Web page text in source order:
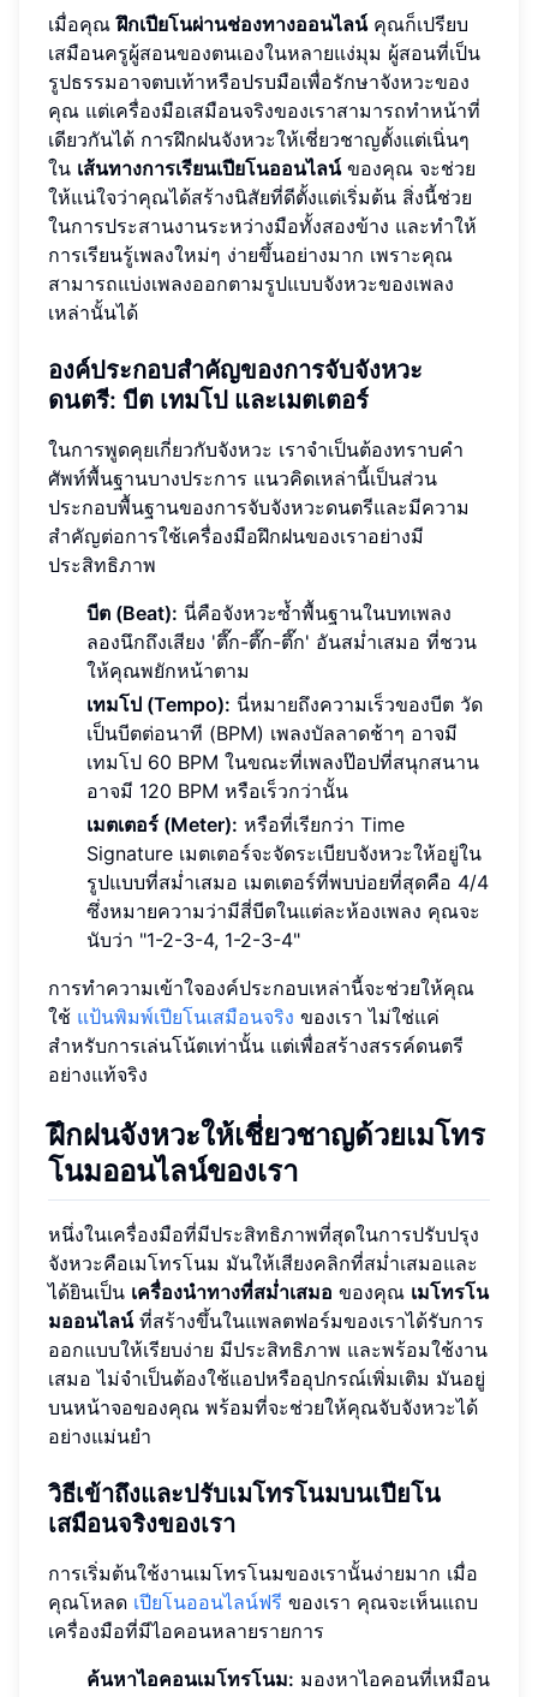
เมื่อคุณฝึกเปียโนผ่านช่องทางออนไลน์คุณก็เปรียบ
เสมือนครูผู้สอนของตนเองในหลายแง่มุม ผู้สอนที่เป็น
รูปธรรมอาจตบเท้าหรือปรบมือเพื่อรักษาจังหวะของ
คุณ แต่เครื่องมือเสมือนจริงของเราสามารถทำหน้าที่
เดียวกันได้ การฝึกฝนจังหวะให้เชี่ยวชาญตั้งแต่เนิ่นๆ
ใน เส้นทางการเรียนเปียโนออนไลน์ของคุณ จะช่วย
ให้แน่ใจว่าคุณได้สร้างนิสัยที่ดีตั้งแต่เริ่มต้น สิ่งนี้ช่วย
ในการประสานงานระหว่างมือทั้งสองข้าง และทำให้
การเรียนรู้เพลงใหม่ๆ ง่ายขึ้นอย่างมาก เพราะคุณ
สามารถแบ่งเพลงออกตามรูปแบบจังหวะของเพลง
เหล่านั้นได้
องค์ประกอบสำคัญของการจับจังหวะ
ดนตรี: บีต เทมโป และเมตเตอร์
ในการพูดคุยเกี่ยวกับจังหวะ เราจำเป็นต้องทราบคำ
ศัพท์พื้นฐานบางประการ แนวคิดเหล่านี้เป็นส่วน
ประกอบพื้นฐานของการจับจังหวะดนตรีและมีความ
สำคัญต่อการใช้เครื่องมือฝึกฝนของเราอย่างมี
ประสิทธิภาพ
บีต (Beat): นี่คือจังหวะซ้ำพื้นฐานในบทเพลง
ลองนึกถึงเสียง 'ตึ๊ก-ตึ๊ก-ตึ๊ก' อันสม่ำเสมอ ที่ชวน
ให้คุณพยักหน้าตาม
เทมโป (Tempo): นี่หมายถึงความเร็วของบีต วัด
เป็นบีตต่อนาที (BPM) เพลงบัลลาดช้าๆ อาจมี
เทมโป 60 BPM ในขณะที่เพลงป๊อปที่สนุกสนาน
อาจมี 120 BPM หรือเร็วกว่านั้น
เมตเตอร์ (Meter): หรือที่เรียกว่า Time
Signature เมตเตอร์จะจัดระเบียบจังหวะให้อยู่ใน
รูปแบบที่สม่ำเสมอ เมตเตอร์ที่พบบ่อยที่สุดคือ 4/4
ซึ่งหมายความว่ามีสี่บีตในแต่ละห้องเพลง คุณจะ
นับว่า "1-2-3-4, 1-2-3-4"
การทำความเข้าใจองค์ประกอบเหล่านี้จะช่วยให้คุณ
ใช้ แป้นพิมพ์เปียโนเสมือนจริง ของเรา ไม่ใช่แค่
สำหรับการเล่นโน้ตเท่านั้น แต่เพื่อสร้างสรรค์ดนตรี
อย่างแท้จริง
ฝึกฝนจังหวะให้เชี่ยวชาญด้วยเมโทร
โนมออนไลน์ของเรา
หนึ่งในเครื่องมือที่มีประสิทธิภาพที่สุดในการปรับปรุง
จังหวะคือเมโทรโนม มันให้เสียงคลิกที่สม่ำเสมอและ
ได้ยินเป็น เครื่องนำทางที่สม่ำเสมอ ของคุณ เมโทรโน
มออนไลน์ที่สร้างขึ้นในแพลตฟอร์มของเราได้รับการ
ออกแบบให้เรียบง่าย มีประสิทธิภาพ และพร้อมใช้งาน
เสมอ ไม่จำเป็นต้องใช้แอปหรืออุปกรณ์เพิ่มเติม มันอยู่
บนหน้าจอของคุณ พร้อมที่จะช่วยให้คุณจับจังหวะได้
อย่างแม่นยำ
วิธีเข้าถึงและปรับเมโทรโนมบนเปียโน
เสมือนจริงของเรา
การเริ่มต้นใช้งานเมโทรโนมของเรานั้นง่ายมาก เมื่อ
คุณโหลด เปียโนออนไลน์ฟรี ของเรา คุณจะเห็นแถบ
เครื่องมือที่มีไอคอนหลายรายการ
ค้นหาไอคอนเมโทรโนม: มองหาไอคอนที่เหมือน